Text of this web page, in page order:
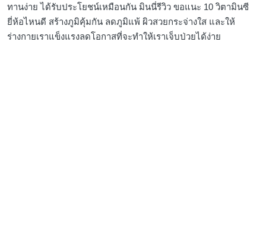
ทานง่าย ได้รับประโยชน์เหมือนกัน มินนี่รีวิว ขอแนะ 10 วิตามินซี
ยี่ห้อไหนดี สร้างภูมิคุ้มกัน ลดภูมิแพ้ ผิวสวยกระจ่างใส และให้
ร่างกายเราแข็งแรงลดโอกาสที่จะทำให้เราเจ็บป่วยได้ง่าย